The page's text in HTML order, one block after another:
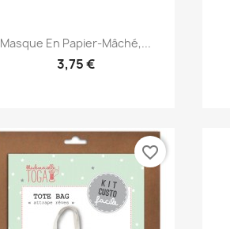
Aperçu rapide
Masque En Papier-Mâché,...
3,75 €
favorite_border